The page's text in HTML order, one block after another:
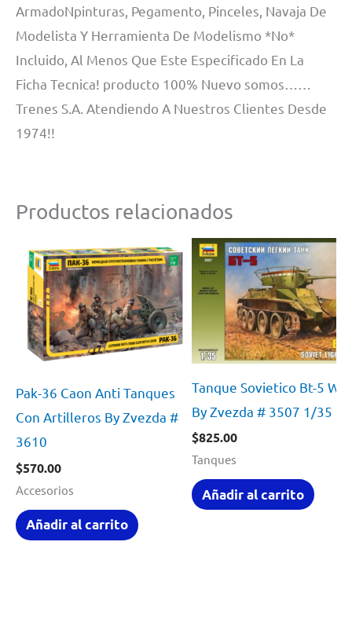
ArmadoNpinturas, Pegamento, Pinceles, Navaja De
Modelista Y Herramienta De Modelismo *No*
Incluido, Al Menos Que Este Especificado En La
Ficha Tecnica! producto 100% Nuevo somos……
Trenes S.A. Atendiendo A Nuestros Clientes Desde
1974!!
Productos relacionados
Pak-36 Caon Anti Tanques
Con Artilleros By Zvezda #
3610
$570.00
Accesorios
Añadir al carrito
Tanque Sovietico Bt-5
By Zvezda # 3507 1/35
$825.00
Tanques
Añadir al carrito